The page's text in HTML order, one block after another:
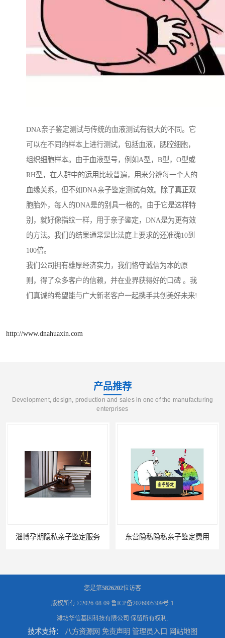
DNA亲子鉴定测试与传统的血液测试有很大的不同。它
可以在不同的样本上进行测试，包括血液，腮腔细胞，
组织细胞样本。由于血液型号，例如A型，B型，O型或
RH型，在人群中的运用比较普遍，用来分辨每一个人的
血缘关系，但不如DNA亲子鉴定测试有效。除了真正双
胞胎外，每人的DNA是的别具一格的。由于它是这样特
别，就好像指纹一样，用于亲子鉴定，DNA是为更有效
的方法。我们的结果通常是比法庭上要求的还准确10到
100倍。
我们公司拥有雄厚经济实力，我们恪守诚信为本的原
则，得了众多客户的信赖，并在业界获得好的口碑 。我
们真诚的希望能与广大新老客户一起携手共创美好未来!
http://www.dnahuaxin.com
产品推荐
Development, design, production and sales in one of the manufacturing
enterprises
淄博孕期隐私亲子鉴定服务 东营隐私隐私亲子鉴定费用
您是第5826202位访客
版权所有 ©2026-08-09 鲁ICP备2026005309号-1
潍坊华信基因科技有限公司 保留所有权利.
技术支持： 八方资源网 免责声明 管理员入口 网站地图